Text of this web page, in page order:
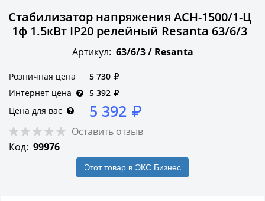
Стабилизатор напряжения АСН-1500/1-Ц
1ф 1.5кВт IP20 релейный Resanta 63/6/3
Артикул: 63/6/3 / Resanta
Розничная цена 5 730 ₽
Интернет цена
5 392 ₽
Цена для вас
5 392 ₽
Оставить отзыв
Код: 99976
Этот товар в ЭКС.Бизнес